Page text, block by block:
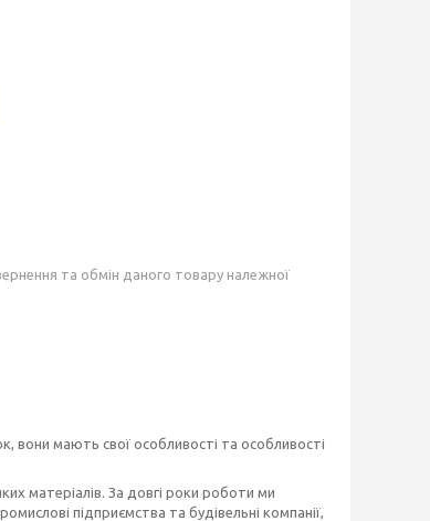
та обмін даного товару належної
вони мають свої особливості та особливості
матеріалів. За довгі роки роботи ми
підприємства та будівельні компанії,